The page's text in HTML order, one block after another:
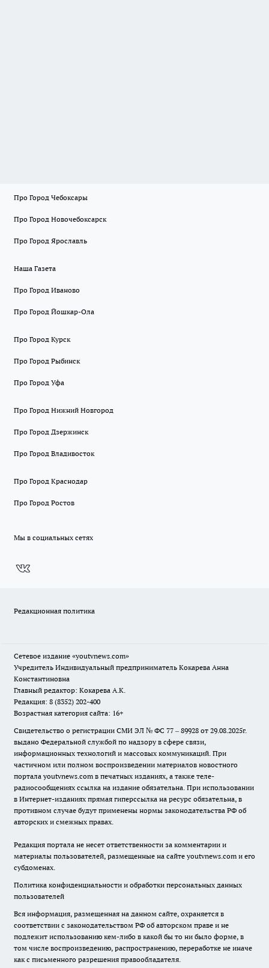
Про Город Чебоксары
Про Город Новочебоксарск
Про Город Ярославль
Наша Газета
Про Город Иваново
Про Город Йошкар-Ола
Про Город Курск
Про Город Рыбинск
Про Город Уфа
Про Город Нижний Новгород
Про Город Дзержинск
Про Город Владивосток
Про Город Краснодар
Про Город Ростов
Мы в социальных сетях
Редакционная политика
Сетевое издание «youtvnews.com»
Учредитель Индивидуальный предприниматель Кокарева Анна
Константиновна
Главный редактор: Кокарева А.К.
Редакция: 8 (8352) 202-400
Возрастная категория сайта: 16+
Свидетельство о регистрации СМИ ЭЛ № ФС 77 – 89928 от 29.08.2025г.
выдано Федеральной службой по надзору в сфере связи,
информационных технологий и массовых коммуникаций. При
частичном или полном воспроизведении материалов новостного
портала youtvnews.com в печатных изданиях, а также теле-
радиосообщениях ссылка на издание обязательна. При использовании
в Интернет-изданиях прямая гиперссылка на ресурс обязательна, в
противном случае будут применены нормы законодательства РФ об
авторских и смежных правах.
Редакция портала не несет ответственности за комментарии и
материалы пользователей, размещенные на сайте youtvnews.com и его
субдоменах.
Политика конфиденциальности и обработки персональных данных
пользователей
Вся информация, размещенная на данном сайте, охраняется в
соответствии с законодательством РФ об авторском праве и не
подлежит использованию кем-либо в какой бы то ни было форме, в
том числе воспроизведению, распространению, переработке не иначе
как с письменного разрешения правообладателя.